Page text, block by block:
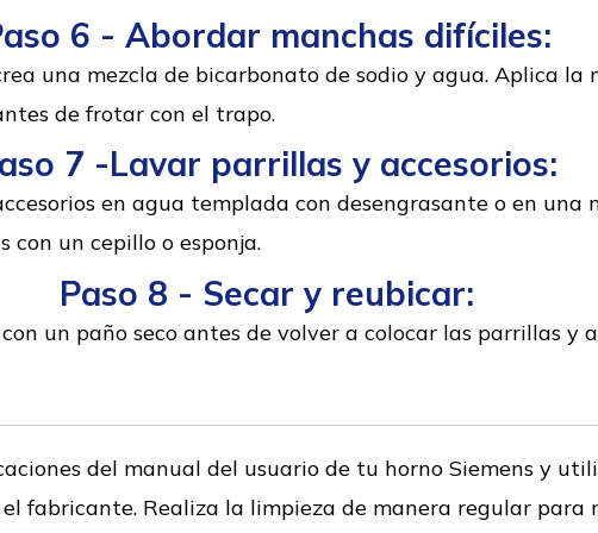
6 - Abordar manchas difíciles:
una mezcla de bicarbonato de sodio y agua. Aplica la
de frotar con el trapo.
7 -Lavar parrillas y accesorios:
en agua templada con desengrasante o en una
con un cepillo o esponja.
Paso 8 - Secar y reubicar:
un paño seco antes de volver a colocar las parrillas y
del manual del usuario de tu horno Siemens y
fabricante. Realiza la limpieza de manera regular para